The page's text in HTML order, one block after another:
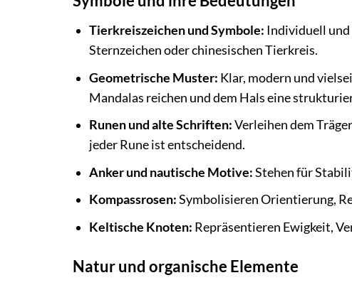
Tierkreiszeichen und Symbole: Individuell und
Sternzeichen oder chinesischen Tierkreis.
Geometrische Muster: Klar, modern und
Mandalas reichen und dem Hals eine
Runen und alte Schriften:Verleihen dem
jeder Rune ist entscheidend.
Anker und nautische Motive:Stehen für
Kompassrosen:Symbolisieren Orientierung,
Keltische Knoten: Repräsentieren Ewigkeit,
Natur und organische Elemente